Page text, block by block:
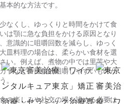
本的な方法です。
なくし、ゆっくりと時間をかけて食
は顎に急な負担をかける原因となり
意識的に咀嚼回数を減らし、ゆっく
皿料理の場合は、柔らかい食材を選
い。例えば、煮物の中では里芋や大
ドなど、比較的咀嚼しやすいものか
。
の楽しみや社交の場を諦める必要は